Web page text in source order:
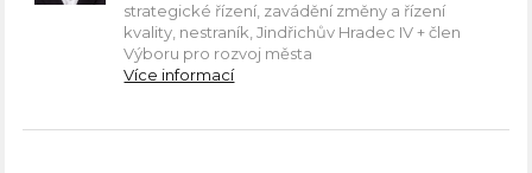
strategické řízení, zavádění změny a řízení
kvality, nestraník, Jindřichův Hradec IV + člen
Výboru pro rozvoj města
Více informací